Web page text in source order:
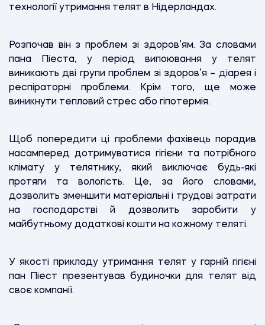
технології утримання телят в Нідерландах.
Розпочав він з проблем зі здоров’ям. За словами
пана Піеста, у період випоювання у телят
виникають дві групи проблем зі здоров’я – діарея і
респіраторні проблеми. Крім того, ще може
виникнути тепловий стрес або гіпотермія.
Щоб попередити ці проблеми фахівець порадив
насамперед дотримуватися гігієни та потрібного
клімату у телятнику, який виключає будь-які
протяги та вологість. Це, за його словами,
дозволить зменшити матеріальні і трудові затрати
на господарстві й дозволить заробити у
майбутньому додаткові кошти на кожному теляті.
У якості прикладу утримання телят у гарній гігієні
пан Піест презентував будиночки для телят від
своє компанії.